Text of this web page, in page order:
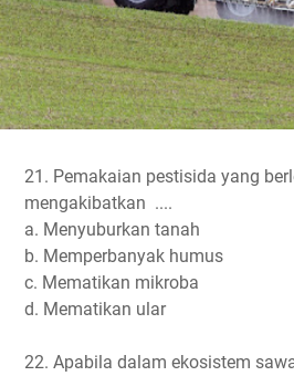
21. Pemakaian pestisida yang
mengakibatkan ....
a. Menyuburkan tanah
b. Memperbanyak humus
c. Mematikan mikroba
d. Mematikan ular
22. Apabila dalam ekosistem